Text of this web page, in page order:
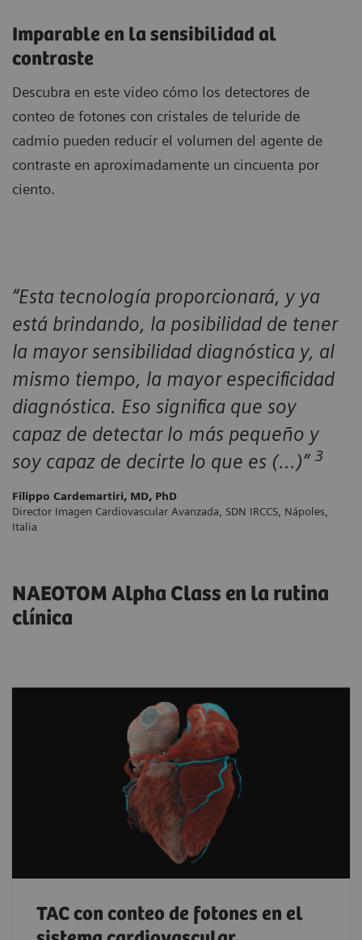
Imparable en la sensibilidad al
contraste
Descubra en este video cómo los detectores de
conteo de fotones con cristales de teluride de
cadmio pueden reducir el volumen del agente de
contraste en aproximadamente un cincuenta por
ciento.
“Esta tecnología proporcionará, y ya
está brindando, la posibilidad de tener
la mayor sensibilidad diagnóstica y, al
mismo tiempo, la mayor especificidad
diagnóstica. Eso significa que soy
capaz de detectar lo más pequeño y
soy capaz de decirte lo que es (...)” 3
Filippo Cardemartiri, MD, PhD
Director Imagen Cardiovascular Avanzada, SDN IRCCS, Nápoles,
Italia
NAEOTOM Alpha Class en la rutina
clínica
TAC con conteo de fotones en el